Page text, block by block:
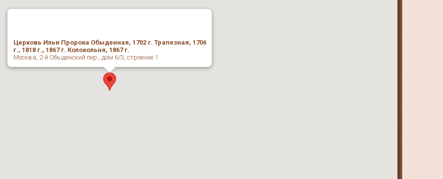
Церковь Ильи Пророка Обыденная, 1702 г. Трапезная, 1706
г., 1818 г., 1867 г. Колокольня, 1867 г.
Москва, 2-й Обыденский пер., дом 6/3, строение 1